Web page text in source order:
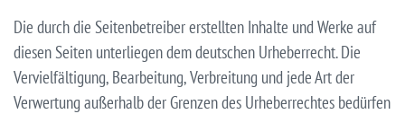
Die durch die Seitenbetreiber erstellten Inhalte und Werke auf
diesen Seiten unterliegen dem deutschen Urheberrecht. Die
Vervielfältigung, Bearbeitung, Verbreitung und jede Art der
Verwertung außerhalb der Grenzen des Urheberrechtes bedürfen